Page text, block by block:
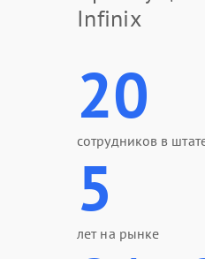
Infinix
20
сотрудников в
5
лет на рынке